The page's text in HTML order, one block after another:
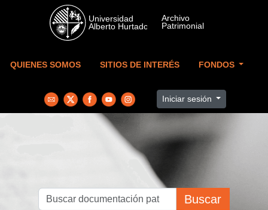
Skip to main content
QUIENES SOMOS SITIOS DE INTERÉS FONDOS
Iniciar sesión
Buscar